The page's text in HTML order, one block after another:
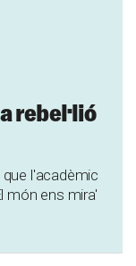
rebel·lió
l'acadèmic
món ens mira'